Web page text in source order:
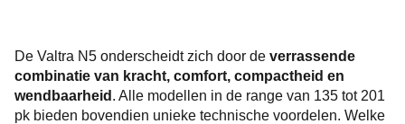
De Valtra N5 onderscheidt zich door de verrassende
combinatie van kracht, comfort, compactheid en
wendbaarheid . Alle modellen in de range van 135 tot 201
pk bieden bovendien unieke technische voordelen. Welke